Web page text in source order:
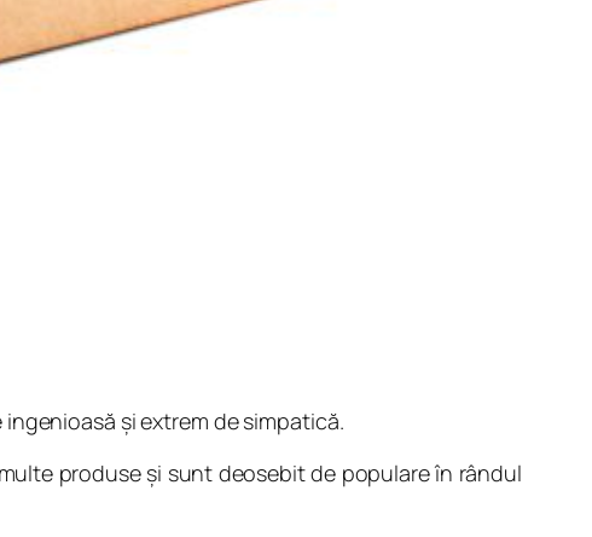
şi extrem de simpatică.
produse şi sunt deosebit de populare în rândul